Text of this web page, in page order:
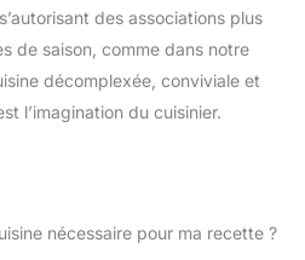
des associations plus
de saison, comme dans notre
décomplexée, conviviale et
l’imagination du cuisinier.
nécessaire pour ma recette ?